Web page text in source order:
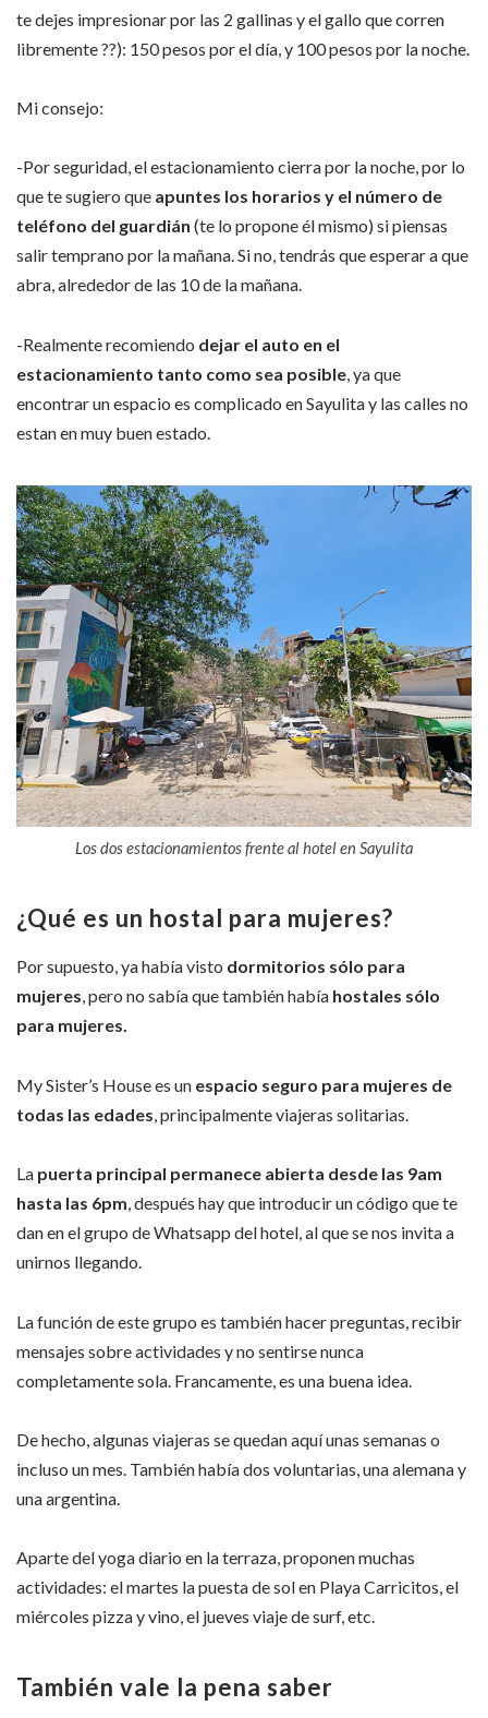
te dejes impresionar por las 2 gallinas y el gallo que corren
libremente ??): 150 pesos por el día, y 100 pesos por la noche.
Mi consejo:
-Por seguridad, el estacionamiento cierra por la noche, por lo
que te sugiero que apuntes los horarios y el número de
teléfono del guardián (te lo propone él mismo) si piensas
salir temprano por la mañana. Si no, tendrás que esperar a que
abra, alrededor de las 10 de la mañana.
-Realmente recomiendo dejar el auto en el
estacionamiento tanto como sea posible, ya que
encontrar un espacio es complicado en Sayulita y las calles no
estan en muy buen estado.
Los dos estacionamientos frente al hotel en Sayulita
¿Qué es un hostal para mujeres?
Por supuesto, ya había visto dormitorios sólo para
mujeres, pero no sabía que también había hostales sólo
para mujeres.
My Sister’s House es un espacio seguro para mujeres de
todas las edades , principalmente viajeras solitarias.
La puerta principal permanece abierta desde las 9am
hasta las 6pm, después hay que introducir un código que te
dan en el grupo de Whatsapp del hotel, al que se nos invita a
unirnos llegando.
La función de este grupo es también hacer preguntas, recibir
mensajes sobre actividades y no sentirse nunca
completamente sola. Francamente, es una buena idea.
De hecho, algunas viajeras se quedan aquí unas semanas o
incluso un mes. También había dos voluntarias, una alemana y
una argentina.
Aparte del yoga diario en la terraza, proponen muchas
actividades: el martes la puesta de sol en Playa Carricitos, el
miércoles pizza y vino, el jueves viaje de surf, etc.
También vale la pena saber